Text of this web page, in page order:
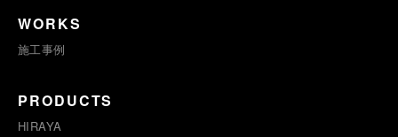
WORKS
施工事例
PRODUCTS
HIRAYA